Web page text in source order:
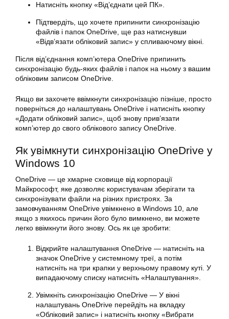
Натисніть кнопку «Від’єднати цей ПК».
Підтвердіть, що хочете припинити синхронізацію
файлів і папок OneDrive, ще раз натиснувши
«Відв’язати обліковий запис» у спливаючому вікні.
Після від’єднання комп’ютера OneDrive припинить
синхронізацію будь-яких файлів і папок на ньому з вашим
обліковим записом OneDrive.
Якщо ви захочете ввімкнути синхронізацію пізніше, просто
поверніться до налаштувань OneDrive і натисніть кнопку
«Додати обліковий запис», щоб знову прив’язати
комп’ютер до свого облікового запису OneDrive.
Як увімкнути синхронізацію OneDrive у
Windows 10
OneDrive — це хмарне сховище від корпорації
Майкрософт, яке дозволяє користувачам зберігати та
синхронізувати файли на різних пристроях. За
замовчуванням OneDrive увімкнено в Windows 10, але
якщо з якихось причин його було вимкнено, ви можете
легко ввімкнути його знову. Ось як це зробити:
Відкрийте налаштування OneDrive — натисніть на
значок OneDrive у системному треї, а потім
натисніть на три крапки у верхньому правому куті. У
випадаючому списку натисніть «Налаштування».
Увімкніть синхронізацію OneDrive — У вікні
налаштувань OneDrive перейдіть на вкладку
«Обліковий запис» і натисніть кнопку «Вибрати